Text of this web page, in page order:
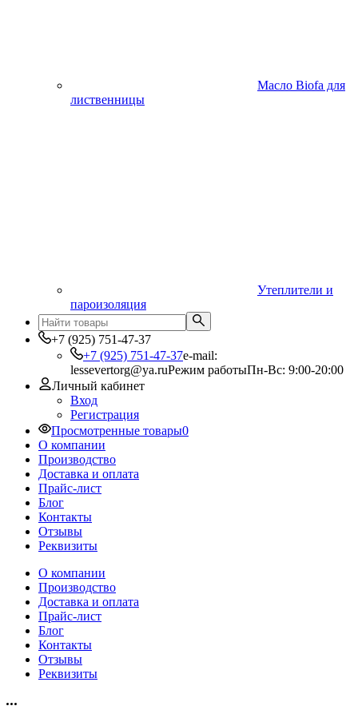
Масло Biofa для
лиственницы
Утеплители и
пароизоляция
+7 (925) 751-47-37
+7 (925) 751-47-37e-mail:
lessevertorg@ya.ruРежим работыПн-Вс: 9:00-20:00
Личный кабинет
Вход
Регистрация
Просмотренные товары0
О компании
Производство
Доставка и оплата
Прайс-лист
Блог
Контакты
Отзывы
Реквизиты
О компании
Производство
Доставка и оплата
Прайс-лист
Блог
Контакты
Отзывы
Реквизиты